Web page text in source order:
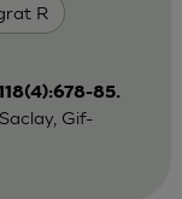
R
85.
Gif-